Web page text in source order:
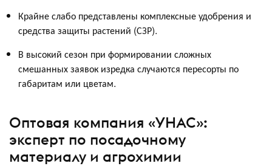
Крайне слабо представлены комплексные удобрения и
средства защиты растений (СЗР).
В высокий сезон при формировании сложных
смешанных заявок изредка случаются пересорты по
габаритам или цветам.
Оптовая компания «УНАС»:
эксперт по посадочному
материалу и агрохимии